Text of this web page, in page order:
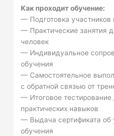
Как проходит обучение:
— Подготовка участников
— Практические занятия
человек
— Индивидуальное
обучения
— Самостоятельное
с обратной связью от
— Итоговое
практических навыков
— Выдача сертификата
обучения